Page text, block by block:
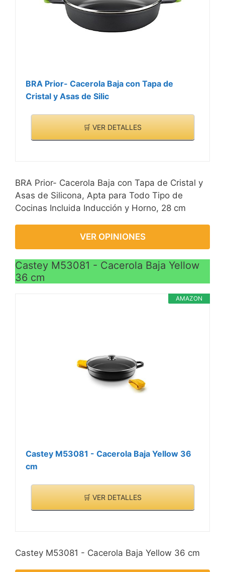
BRA Prior- Cacerola Baja con Tapa de
Cristal y Asas de Silic
🛒 VER DETALLES
BRA Prior- Cacerola Baja con Tapa de Cristal y
Asas de Silicona, Apta para Todo Tipo de
Cocinas Incluida Inducción y Horno, 28 cm
VER OPINIONES
Castey M53081 - Cacerola Baja Yellow
36 cm
AMAZON
Castey M53081 - Cacerola Baja Yellow 36
cm
🛒 VER DETALLES
Castey M53081 - Cacerola Baja Yellow 36 cm